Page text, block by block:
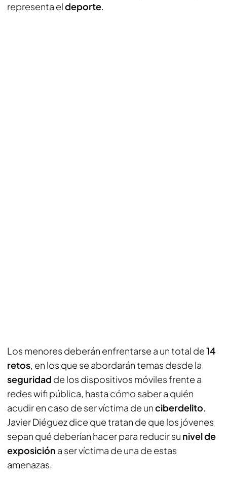
representa eldeporte.
Los menores deberán enfrentarse a un total de14
retos, en los que se abordarán temas desde la
seguridad de los dispositivos móviles frente a
redes wifi pública, hasta cómo saber a quién
acudir en caso de ser víctima de unciberdelito.
Javier Diéguez dice que tratan de que los jóvenes
sepan qué deberían hacer para reducir su nivel de
exposición a ser víctima de una de estas
amenazas.